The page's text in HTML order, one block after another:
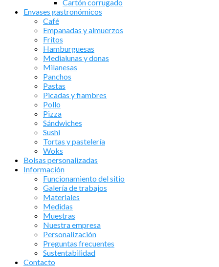
Cartón corrugado
Envases gastronómicos
Café
Empanadas y almuerzos
Fritos
Hamburguesas
Medialunas y donas
Milanesas
Panchos
Pastas
Picadas y fiambres
Pollo
Pizza
Sándwiches
Sushi
Tortas y pastelería
Woks
Bolsas personalizadas
Información
Funcionamiento del sitio
Galería de trabajos
Materiales
Medidas
Muestras
Nuestra empresa
Personalización
Preguntas frecuentes
Sustentabilidad
Contacto